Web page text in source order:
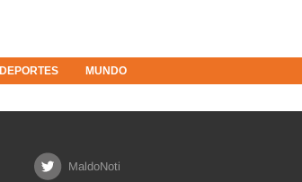
DEPORTES MUNDO
MaldoNoti